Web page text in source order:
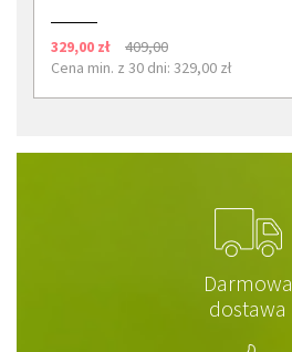
329,00 zł
409,00
Cena min. z 30 dni: 329,00 zł
Darmowa
dostawa